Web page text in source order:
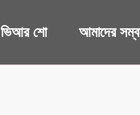
ভিআর শো আমাদের